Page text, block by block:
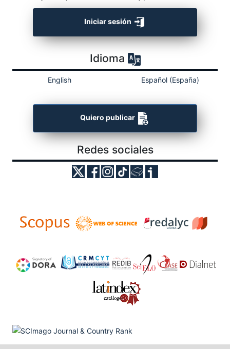
Iniciar sesión
Idioma
English Español (España)
Quiero publicar
Redes sociales